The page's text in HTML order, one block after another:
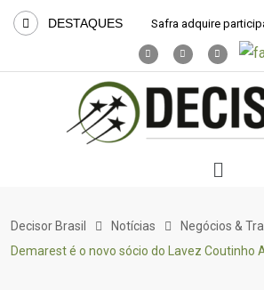
DESTAQUES Safra adquire
Decisor Brasil Notícias Negócios &
Demarest é o novo sócio do Lavez Coutinho